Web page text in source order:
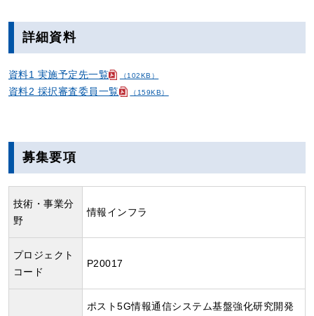
詳細資料
資料1 実施予定先一覧 （102KB）
資料2 採択審査委員一覧 （159KB）
募集要項
技術・事業分
野
情報インフラ
プロジェクト
コード
P20017
ポスト5G情報通信システム基盤強化研究開発